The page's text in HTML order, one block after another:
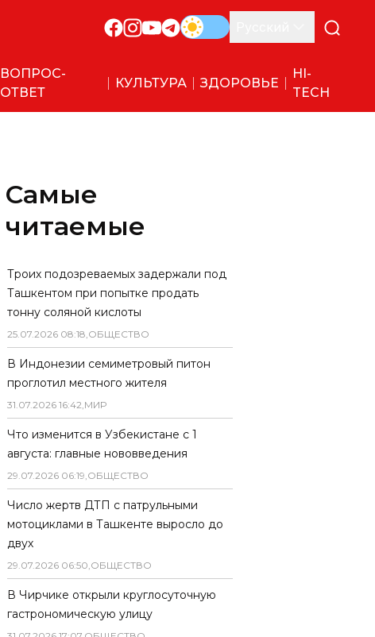
ВОПРОС-
ОТВЕТ
КУЛЬТУРА ЗДОРОВЬЕ
HI-
TECH
Самые
читаемые
Троих подозреваемых задержали под
Ташкентом при попытке продать
тонну соляной кислоты
25.07.2026 08:18,ОБЩЕСТВО
В Индонезии семиметровый питон
проглотил местного жителя
31.07.2026 16:42,МИР
Что изменится в Узбекистане с 1
августа: главные нововведения
29.07.2026 06:19,ОБЩЕСТВО
Число жертв ДТП с патрульными
мотоциклами в Ташкенте выросло до
двух
29.07.2026 06:50,ОБЩЕСТВО
В Чирчике открыли круглосуточную
гастрономическую улицу